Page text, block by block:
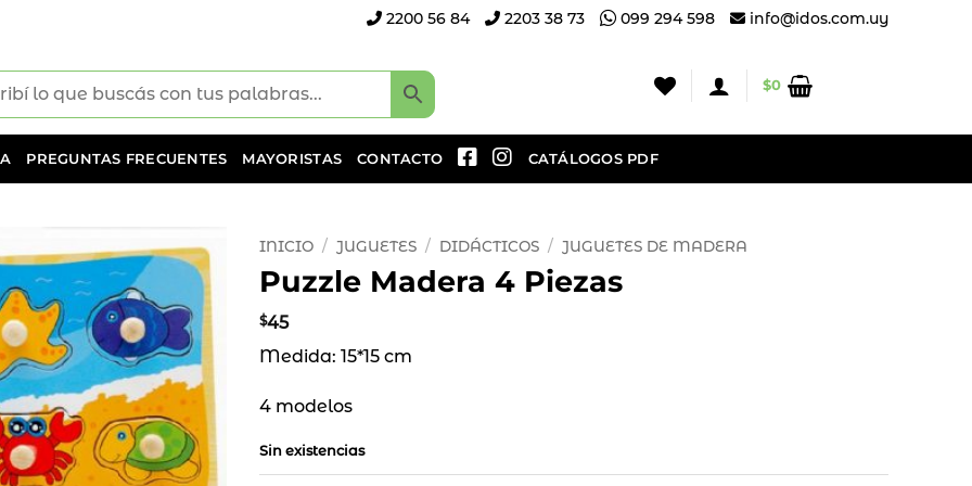
2200 56 84 2203 38 73 099 294 598 info@idos.com.uy
$0
PREGUNTAS FRECUENTES MAYORISTAS CONTACTO CATÁLOGOS PDF
Añadir
a la
lista
de
deseos
INICIO / JUGUETES / DIDÁCTICOS / JUGUETES DE MADERA
Puzzle Madera 4 Piezas
$45
Medida: 15*15 cm
4 modelos
Sin existencias